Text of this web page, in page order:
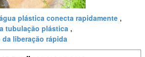
plástica conecta rapidamente ,
tubulação plástica ,
liberação rápida